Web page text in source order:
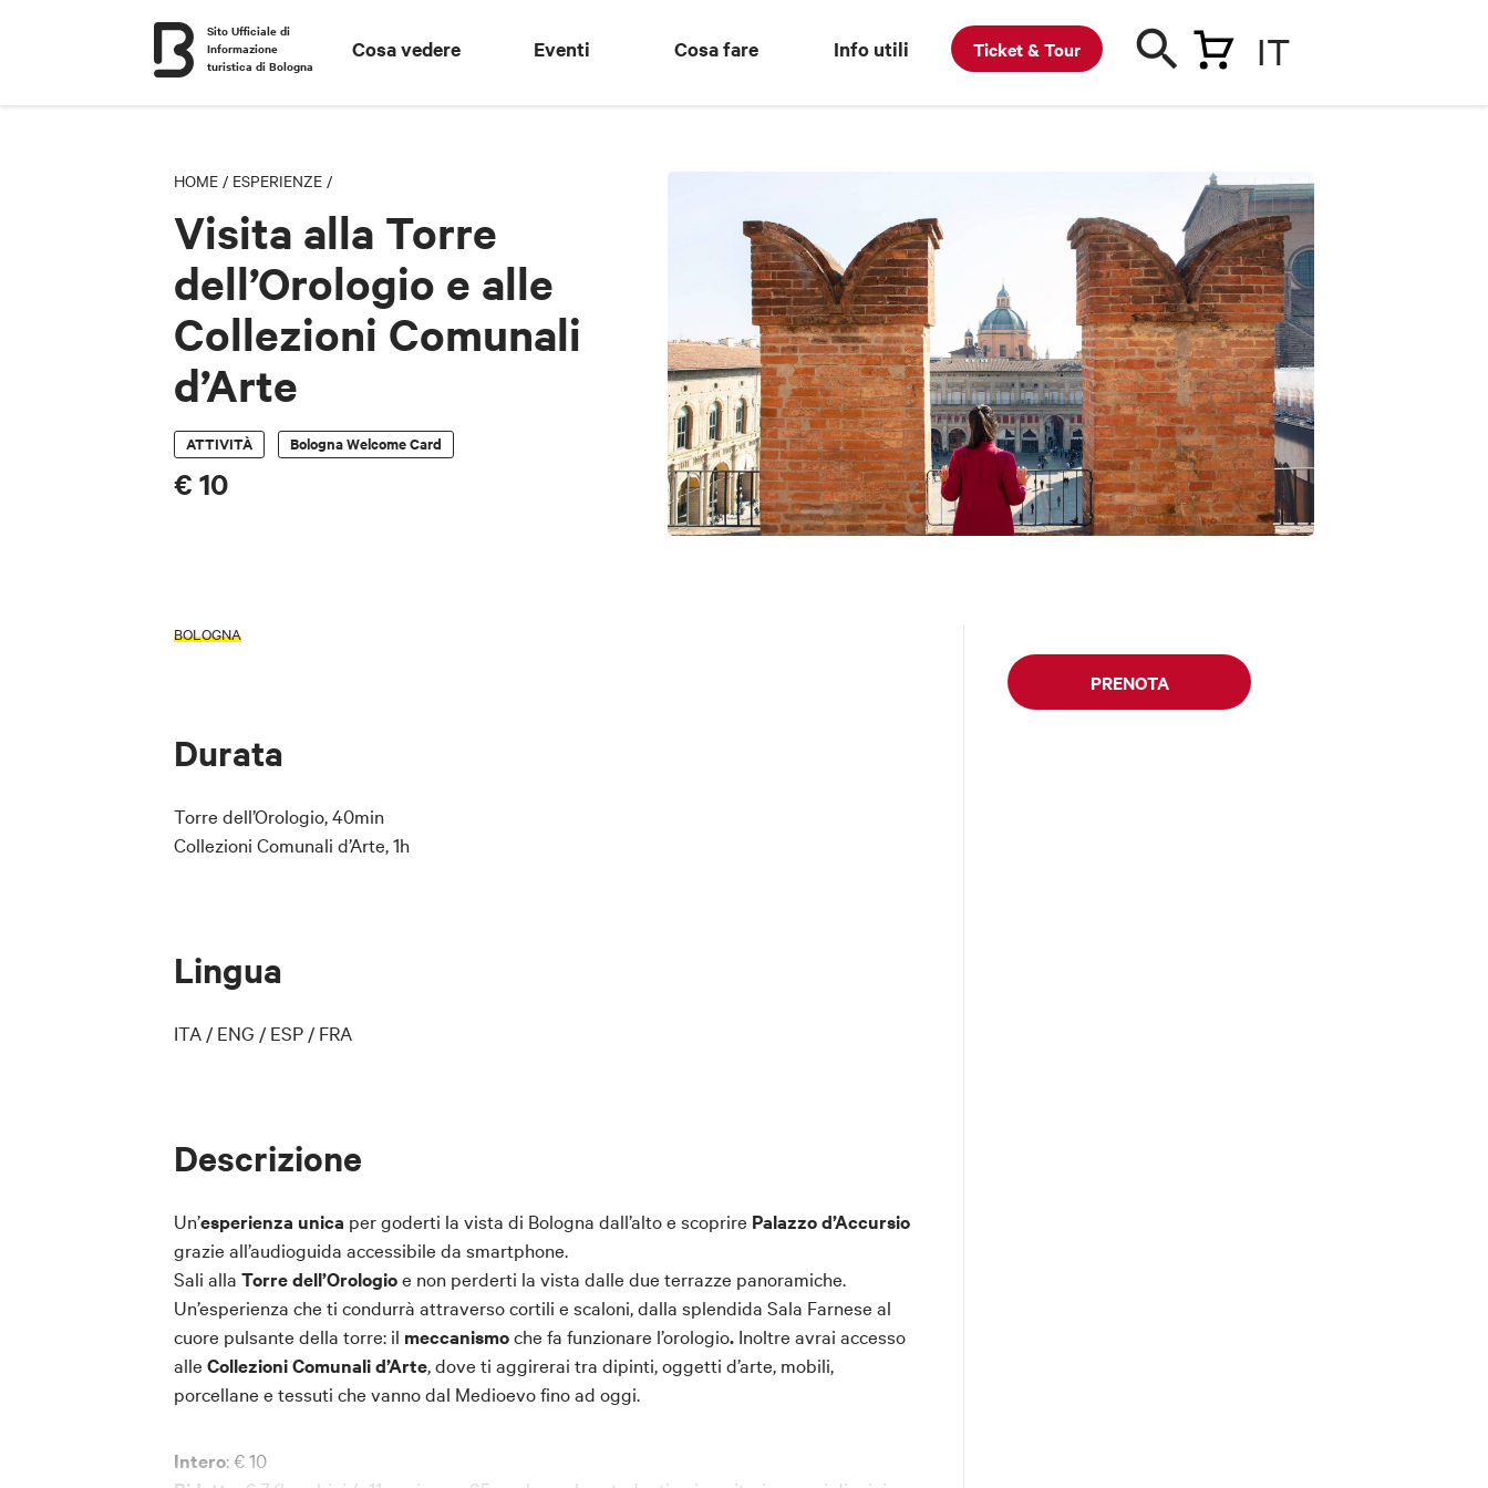
Sito Ufficiale di
Informazione
turistica di Bologna
Cosa vedere Eventi Cosa fare Info utili Ticket & Tour IT
HOME / ESPERIENZE /
Visita alla Torre
dell’Orologio e alle
Collezioni Comunali
d’Arte
ATTIVITÀ Bologna Welcome Card
€ 10
BOLOGNA
Durata
Torre dell’Orologio, 40min
Collezioni Comunali d’Arte, 1h
Lingua
ITA / ENG / ESP / FRA
Descrizione
Un’esperienza unica per goderti la vista di Bologna dall’alto e scoprire Palazzo d’Accursio
grazie all’audioguida accessibile da smartphone.
Sali alla Torre dell’Orologioe non perderti la vista dalle due terrazze panoramiche.
Un’esperienza che ti condurrà attraverso cortili e scaloni, dalla splendida Sala Farnese al
cuore pulsante della torre: il meccanismoche fa funzionare l’orologio. Inoltre avrai accesso
alle Collezioni Comunali d’Arte, dove ti aggirerai tra dipinti, oggetti d’arte, mobili,
porcellane e tessuti che vanno dal Medioevo fino ad oggi.
Intero: € 10
PRENOTA